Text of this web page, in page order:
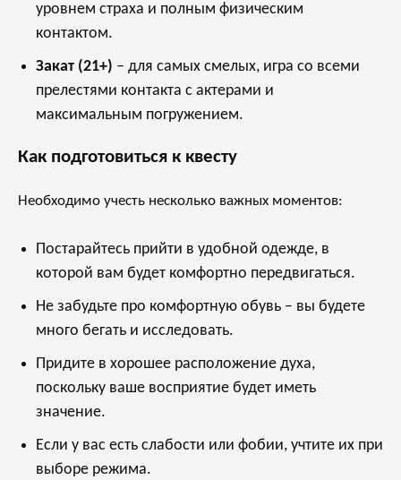
уровнем страха и полным физическим
контактом.
Закат (21+) – для самых смелых, игра со всеми
прелестями контакта с актерами и
максимальным погружением.
Как подготовиться к квесту
Необходимо учесть несколько важных моментов:
Постарайтесь прийти в удобной одежде, в
которой вам будет комфортно передвигаться.
Не забудьте про комфортную обувь – вы будете
много бегать и исследовать.
Придите в хорошее расположение духа,
поскольку ваше восприятие будет иметь
значение.
Если у вас есть слабости или фобии, учтите их при
выборе режима.